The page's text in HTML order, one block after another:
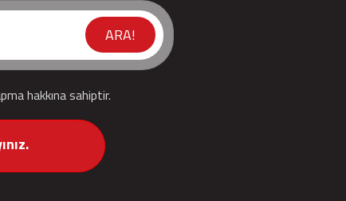
ARA!
hakkına sahiptir.